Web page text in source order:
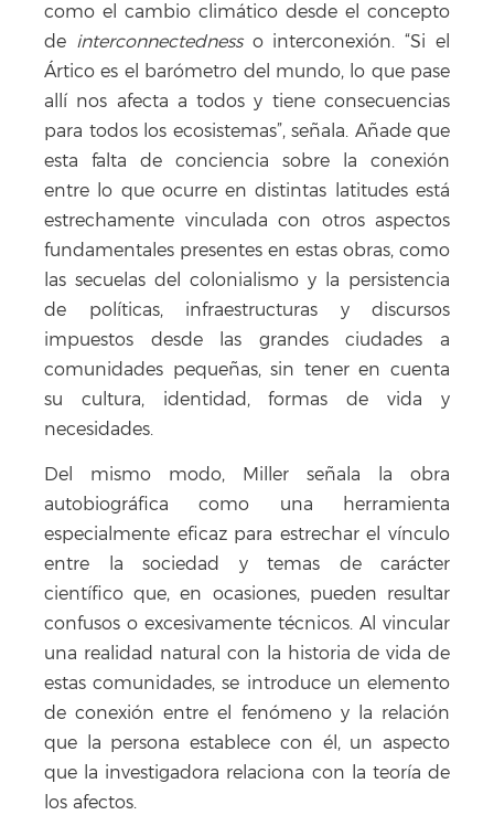
como el cambio climático desde el concepto
de interconnectedness o interconexión. “Si el
Ártico es el barómetro del mundo, lo que pase
allí nos afecta a todos y tiene consecuencias
para todos los ecosistemas”, señala. Añade que
esta falta de conciencia sobre la conexión
entre lo que ocurre en distintas latitudes está
estrechamente vinculada con otros aspectos
fundamentales presentes en estas obras, como
las secuelas del colonialismo y la persistencia
de políticas, infraestructuras y discursos
impuestos desde las grandes ciudades a
comunidades pequeñas, sin tener en cuenta
su cultura, identidad, formas de vida y
necesidades.
Del mismo modo, Miller señala la obra
autobiográfica como una herramienta
especialmente eficaz para estrechar el vínculo
entre la sociedad y temas de carácter
científico que, en ocasiones, pueden resultar
confusos o excesivamente técnicos. Al vincular
una realidad natural con la historia de vida de
estas comunidades, se introduce un elemento
de conexión entre el fenómeno y la relación
que la persona establece con él, un aspecto
que la investigadora relaciona con la teoría de
los afectos.